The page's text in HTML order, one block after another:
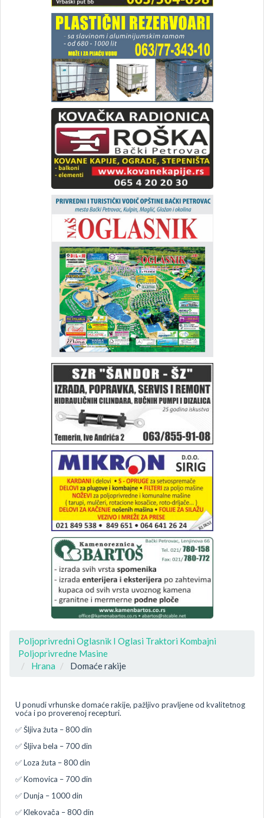
Poljoprivredni Oglasnik I Oglasi Traktori Kombajni
Poljoprivredne Masine
Hrana
Domaće rakije
U ponudi vrhunske domaće rakije, pažljivo pravljene od kvalitetnog
voća i po proverenoj recepturi.
✅ Šljiva žuta – 800 din
✅ Šljiva bela – 700 din
✅ Loza žuta – 800 din
✅ Komovica – 700 din
✅ Dunja – 1000 din
✅ Klekovača – 800 din